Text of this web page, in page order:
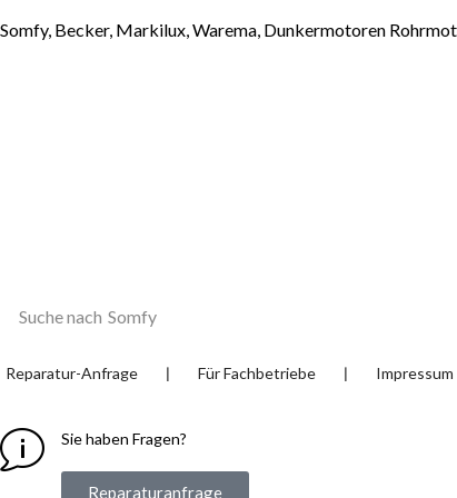
Somfy, Becker, Markilux, Warema, Dunkermotoren
Suche nach Somfy
Reparatur-Anfrage ❘ Für Fachbetriebe ❘ Impressum
Sie haben Fragen?
Reparaturanfrage